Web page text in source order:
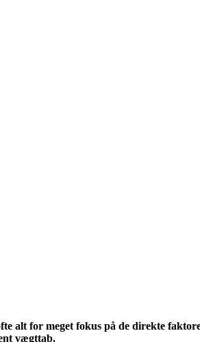
alt for meget fokus på de direkte
vægttab.